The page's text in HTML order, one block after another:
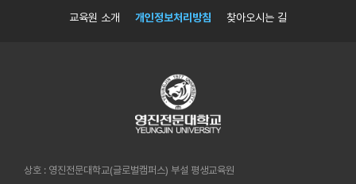
교육원 소개 개인정보처리방침 찾아오시는 길
상호 : 영진전문대학교(글로벌캠퍼스) 부설 평생교육원